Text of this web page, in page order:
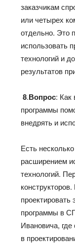
заказчикам
или четырех
отдельно. Это
использовать
технологий и
результатов
8.Вопрос: Как
программы
внедрять и
Есть
расширением
технологий.
программы в
Ивановича,
в